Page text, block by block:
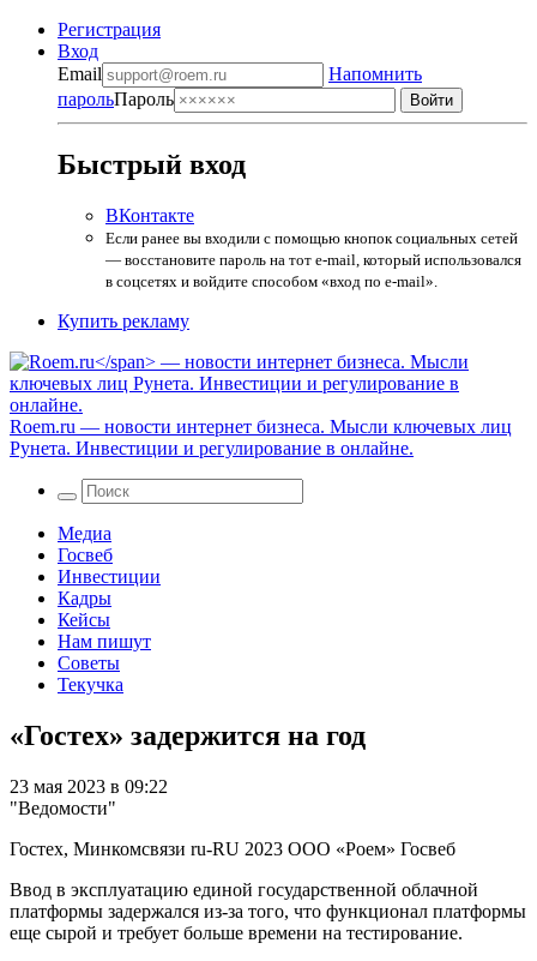
Регистрация
Вход
Email
Напомнить
парольПароль
Быстрый вход
ВКонтакте
Если ранее вы входили с помощью кнопок социальных сетей
— восстановите пароль на тот e-mail, который использовался
в соцсетях и войдите способом «вход по e-mail».
Купить рекламу
Roem.ru — новости интернет бизнеса. Мысли ключевых лиц
Рунета. Инвестиции и регулирование в онлайне.
Медиа
Госвеб
Инвестиции
Кадры
Кейсы
Нам пишут
Советы
Текучка
«Гостех» задержится на год
23 мая 2023 в 09:22
"Ведомости"
Гостех, Минкомсвязи ru-RU 2023 ООО «Роем» Госвеб
Ввод в эксплуатацию единой государственной облачной
платформы задержался из-за того, что функционал платформы
еще сырой и требует больше времени на тестирование.